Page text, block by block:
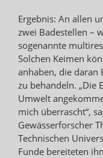
Ergebnis: An allen
zwei Badestellen –
sogenannte
Solchen Keimen
anhaben, die daran
zu behandeln. „Die
Umwelt
mich überrascht“,
Gewässerforscher
Technischen
Funde bereiteten